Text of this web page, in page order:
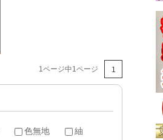
1ページ中1ページ 1
色無地
紬